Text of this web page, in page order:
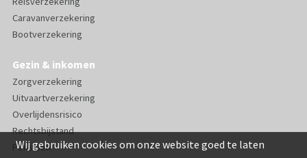
Wij gebruiken cookies om onze website goed te laten
Caravanverzekering
Bootverzekering
Gezin & inkomen
Zorgverzekering
Uitvaartverzekering
Overlijdensrisico
Rechtsbijstand
Pensioen